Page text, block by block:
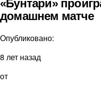
«Бунтари»
домашнем матче
Опубликовано:
8 лет назад
от